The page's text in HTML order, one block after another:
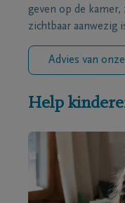
geven op de kamer,
zichtbaar aanwezig
Advies van
Help